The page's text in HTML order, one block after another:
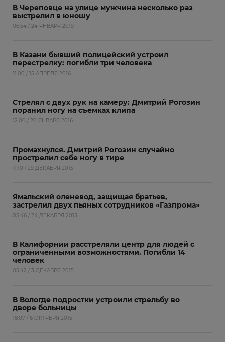
В Череповце на улице мужчина несколько раз
выстрелил в юношу
06:54 / 24 ЯНВАРЯ 2019
В Казани бывший полицейский устроил
перестрелку: погибли три человека
11:00 / 15 АПРЕЛЯ 2016
Стрелял с двух рук на камеру: Дмитрий Рогозин
поранил ногу на съемках клипа
12:00 / 20 ЯНВАРЯ 2016
Промахнулся. Дмитрий Рогозин случайно
прострелил себе ногу в тире
11:10 / 29 ДЕКАБРЯ 2015
Ямальский оленевод, защищая братьев,
застрелил двух пьяных сотрудников «Газпрома»
05:46 / 24 ДЕКАБРЯ 2015
В Калифорнии расстреляли центр для людей с
ограниченными возможностями. Погибли 14
человек
05:42 / 3 ДЕКАБРЯ 2015
В Вологде подростки устроили стрельбу во
дворе больницы
18:07 / 6 ОКТЯБРЯ 2015